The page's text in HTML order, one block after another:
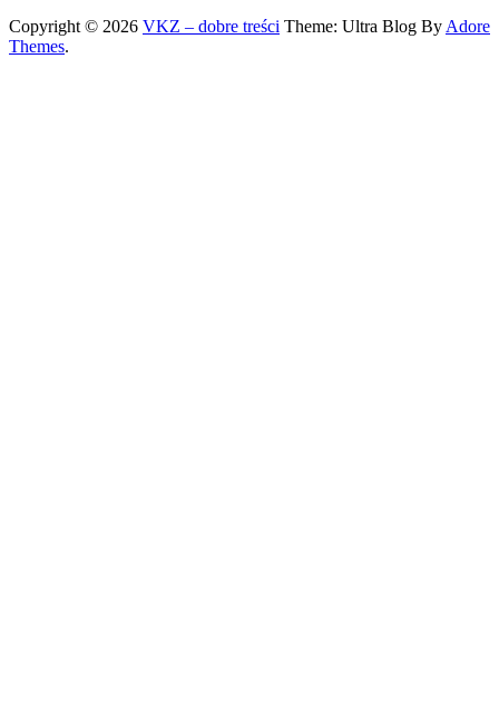
Copyright © 2026 VKZ – dobre treści Theme: Ultra Blog ByAdore
Themes.